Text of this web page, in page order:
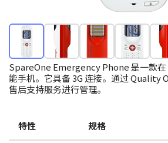
SpareOne Emergency Phone 是一款在
能手机。它具备 3G 连接。通过 Quality
售后支持服务进行管理。
特性 规格